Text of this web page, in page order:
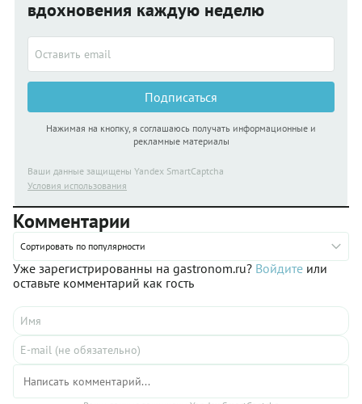
вдохновения каждую неделю
Подписаться
Нажимая на кнопку, я соглашаюсь получать информационные и
рекламные материалы
Ваши данные защищены Yandex SmartCaptcha
Условия использования
Комментарии
Сортировать по популярности
Уже зарегистрированны на gastronom.ru? Войдите или
оставьте комментарий как гость